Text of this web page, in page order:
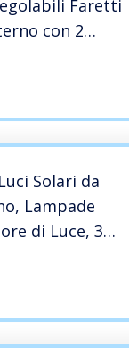
Faretti
con 2
IP65
Solari da
Lampade
di Luce, 3
IP54